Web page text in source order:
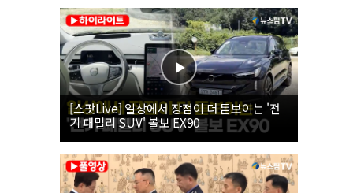
[스팟Live] 일상에서 장점이 더 돋보이는 '전
기 패밀리 SUV' 볼보 EX90